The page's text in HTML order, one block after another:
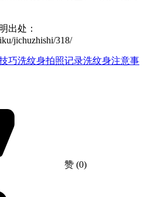
出处：
jichuzhishi/318/
巧洗纹身拍照记录洗纹身注意事
赞 (0)